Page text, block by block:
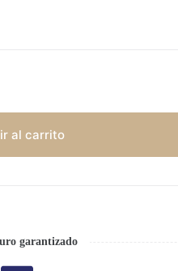
al carrito
garantizado